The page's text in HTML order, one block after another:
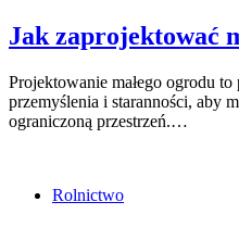
Jak zaprojektować
Projektowanie małego ogrodu
przemyślenia i staranności, aby
ograniczoną przestrzeń.…
Rolnictwo